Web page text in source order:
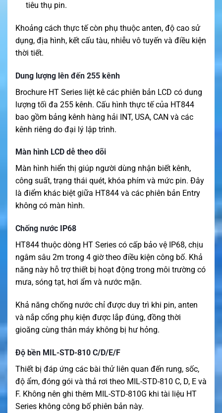
tiêu thụ pin.
Khoảng cách thực tế còn phụ thuộc anten, độ cao sử
dụng, địa hình, kết cấu tàu, nhiễu vô tuyến và điều kiện
thời tiết.
Dung lượng lên đến 255 kênh
Brochure HT Series liệt kê các phiên bản LCD có dung
lượng tối đa 255 kênh. Cấu hình thực tế của HT844
bao gồm bảng kênh hàng hải INT, USA, CAN và các
kênh riêng do đại lý lập trình.
Màn hình LCD dễ theo dõi
Màn hình hiển thị giúp người dùng nhận biết kênh,
công suất, trạng thái quét, khóa phím và mức pin. Đây
là điểm khác biệt giữa HT844 và các phiên bản Entry
không có màn hình.
Chống nước IP68
HT844 thuộc dòng HT Series có cấp bảo vệ IP68, chịu
ngâm sâu 2m trong 4 giờ theo điều kiện công bố. Khả
năng này hỗ trợ thiết bị hoạt động trong môi trường có
mưa, sóng tạt, hơi ẩm và nước mặn.
Khả năng chống nước chỉ được duy trì khi pin, anten
và nắp cổng phụ kiện được lắp đúng, đồng thời
gioăng cùng thân máy không bị hư hỏng.
Độ bền MIL-STD-810 C/D/E/F
Thiết bị đáp ứng các bài thử liên quan đến rung, sốc,
độ ẩm, đóng gói và thả rơi theo MIL-STD-810 C, D, E và
F. Không nên ghi thêm MIL-STD-810G khi tài liệu HT
Series không công bố phiên bản này.